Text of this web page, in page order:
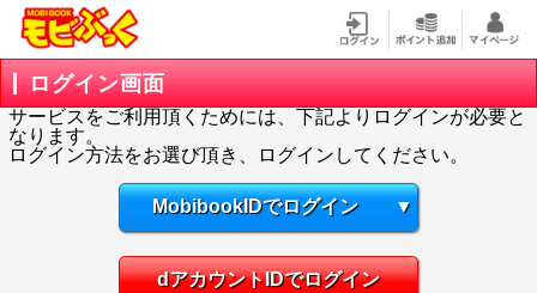
ログイン画面
サービスをご利用頂くためには、下記よりログインが必要と
なります。
ログイン方法をお選び頂き、ログインしてください。
MobibookIDでログイン ▼
dアカウントIDでログイン